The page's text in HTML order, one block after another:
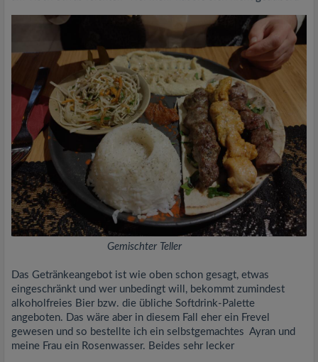
Gemischter Teller
Das Getränkeangebot ist wie oben schon gesagt, etwas
eingeschränkt und wer unbedingt will, bekommt zumindest
alkoholfreies Bier bzw. die übliche Softdrink-Palette
angeboten. Das wäre aber in diesem Fall eher ein Frevel
gewesen und so bestellte ich ein selbstgemachtes Ayran und
meine Frau ein Rosenwasser. Beides sehr lecker